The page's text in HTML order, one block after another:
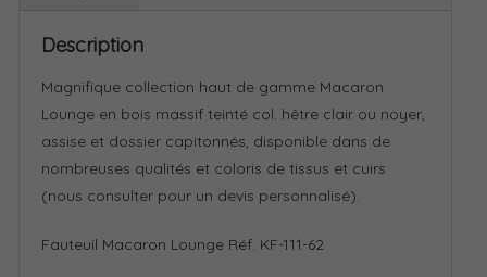
Description
Magnifique collection haut de gamme Macaron
Lounge en bois massif teinté col. hêtre clair ou noyer,
assise et dossier capitonnés, disponible dans de
nombreuses qualités et coloris de tissus et cuirs
(nous consulter pour un devis personnalisé).
Fauteuil Macaron Lounge Réf. KF-111-62